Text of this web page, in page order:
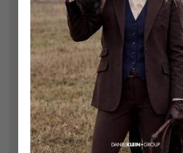
Yorum *
Ad*